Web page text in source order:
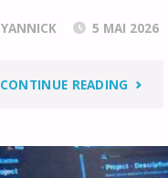
YANNICK 5 MAI 2026
CONTINUE READING